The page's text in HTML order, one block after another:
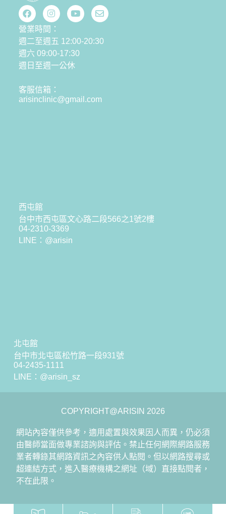
營業時間：
週二至週五 12:00-20:30
週六 09:00-17:30
週日至週一公休
客服信箱：
arisinclinic@gmail.com
西屯館
台中市西屯區文心路二段566之1號2樓
04-2310-3369
LINE：@arisin
北屯館
台中市北屯區松竹路一段931號
04-2435-1111
LINE： @arisin_sz
COPYRIGHT@ARISIN 2026
網站內容僅供參考，適用處置與效果因人而異，仍必須
由醫師當面做專業諮詢與評估。禁止任何網際網路服務
業者轉錄其網路資訊之內容供人點閱。但以網路搜尋或
超連結方式，進入醫療機構之網址（域）直接點閱者，
不在此限。